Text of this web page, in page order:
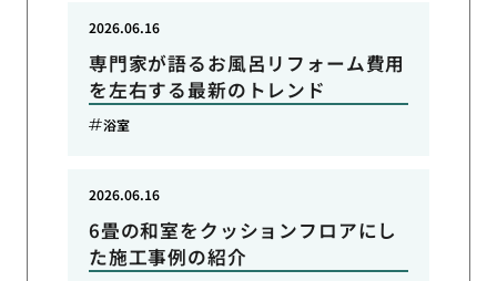
専門家が語るお風呂リフォーム費用
を左右する最新のトレンド
2026.06.16
浴室
6畳の和室をクッションフロアにし
た施工事例の紹介
2026.06.16